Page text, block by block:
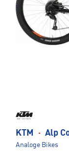
KTM · Alp
Analoge Bikes